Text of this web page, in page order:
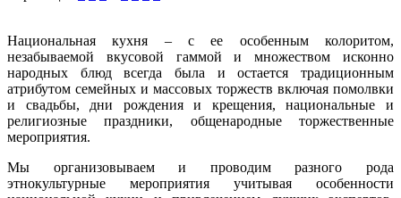
Национальная кухня – с ее особенным колоритом,
незабываемой вкусовой гаммой и множеством исконно
народных блюд всегда была и остается традиционным
атрибутом семейных и массовых торжеств включая помолвки
и свадьбы, дни рождения и крещения, национальные и
религиозные праздники, общенародные торжественные
мероприятия.
Мы организовываем и проводим разного рода
этнокультурные мероприятия учитывая особенности